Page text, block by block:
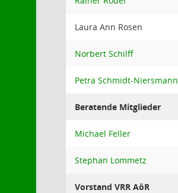
Laura Ann Rosen
Norbert Schilff
Petra Schmidt-Niersmann
Beratende Mitglieder
Michael Feller
Stephan Lommetz
Vorstand VRR AöR